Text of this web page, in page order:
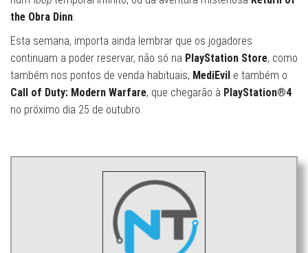
the Obra Dinn.
Esta semana, importa ainda lembrar que os jogadores
continuam a poder reservar, não só na PlayStation Store, como
também nos pontos de venda habituais, MediEvil e também o
Call of Duty: Modern Warfare, que chegarão à PlayStation®4
no próximo dia 25 de outubro.